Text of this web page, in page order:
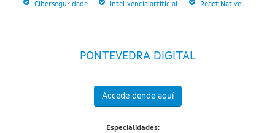
Ciberseguridade Intelixencia artificial React Nativei
PONTEVEDRA DIGITAL
Accede dende aquí
Especialidades: